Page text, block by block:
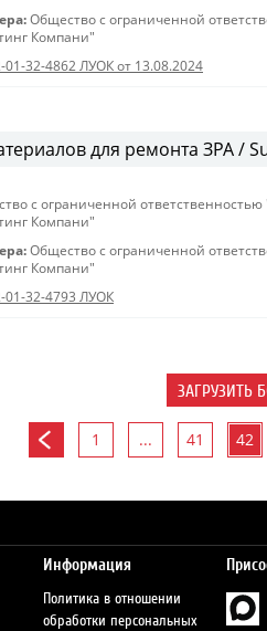
Общество с ограниченной
Компани"
01-32-4862 ЛУОК от 13.08.2024
для ремонта ЗРА /
с ограниченной
Компани"
Общество с ограниченной
Компани"
01-32-4793 ЛУОК
ЗАГРУЗИТЬ
1 ... 41 42
Информация
Политика в отношении
обработки персональных